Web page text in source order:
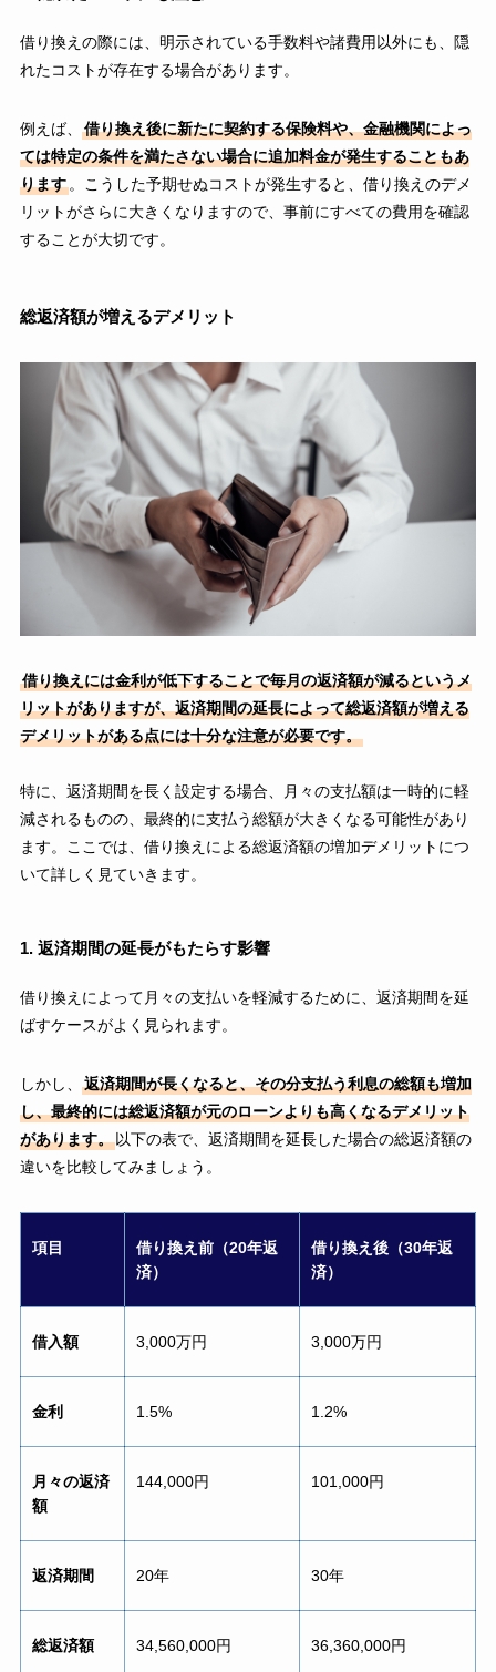
借り換えの際には、明示されている手数料や諸費用以外にも、隠
れたコストが存在する場合があります。
例えば、
借り換え後に新たに契約する保険料や、金融機関によっ
ては特定の条件を満たさない場合に追加料金が発生することもあ
ります。こうした予期せぬコストが発生すると、借り換えのデメ
リットがさらに大きくなりますので、事前にすべての費用を確認
することが大切です。
総返済額が増えるデメリット
借り換えには金利が低下することで毎月の返済額が減るというメ
リットがありますが、返済期間の延長によって総返済額が増える
デメリットがある点には十分な注意が必要です。
特に、返済期間を長く設定する場合、月々の支払額は一時的に軽
減されるものの、最終的に支払う総額が大きくなる可能性があり
ます。ここでは、借り換えによる総返済額の増加デメリットにつ
いて詳しく見ていきます。
1. 返済期間の延長がもたらす影響
借り換えによって月々の支払いを軽減するために、返済期間を延
ばすケースがよく見られます。
しかし、
返済期間が長くなると、その分支払う利息の総額も増加
し、最終的には総返済額が元のローンよりも高くなるデメリット
があります。以下の表で、返済期間を延長した場合の総返済額の
違いを比較してみましょう。
項目
借り換え前（20年返
済）
借り換え後（30年返
済）
借入額 3,000万円 3,000万円
金利 1.5% 1.2%
月々の返済
額
144,000円 101,000円
返済期間 20年 30年
総返済額 34,560,000円 36,360,000円